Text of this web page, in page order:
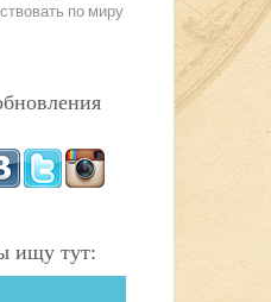
по миру
ищу тут: